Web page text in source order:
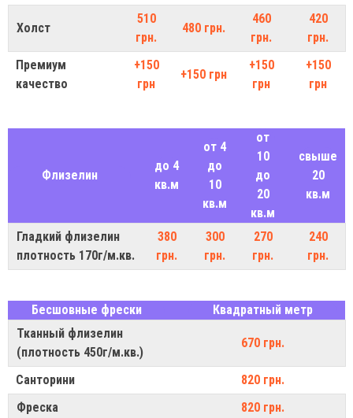
Холст
510
грн.
480 грн.
460
грн.
420
грн.
Премиум
качество
+150
грн
+150 грн
+150
грн
+150
грн
Флизелин
до 4
кв.м
от 4
до
10
кв.м
от
10
до
20
кв.м
свыше
20
кв.м
Гладкий флизелин
плотность 170г/м.кв.
380
грн.
300
грн.
270
грн.
240
грн.
Бесшовные фрески
Квадратный метр
Тканный флизелин
(плотность 450г/м.кв.)
670 грн.
Санторини
820 грн.
Фреска
820 грн.